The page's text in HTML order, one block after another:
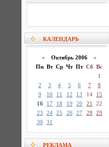
КАЛЕНДАРЬ
« Октябрь 2006 »
Пн Вт Ср Чт Пт Сб Вс
1
2
3 4 5 6 7
8
9
10 11 12 13 14
15
16
17 18 19 20 21
22
23
24 25 26 27 28
29
30
31
РЕКЛАМА